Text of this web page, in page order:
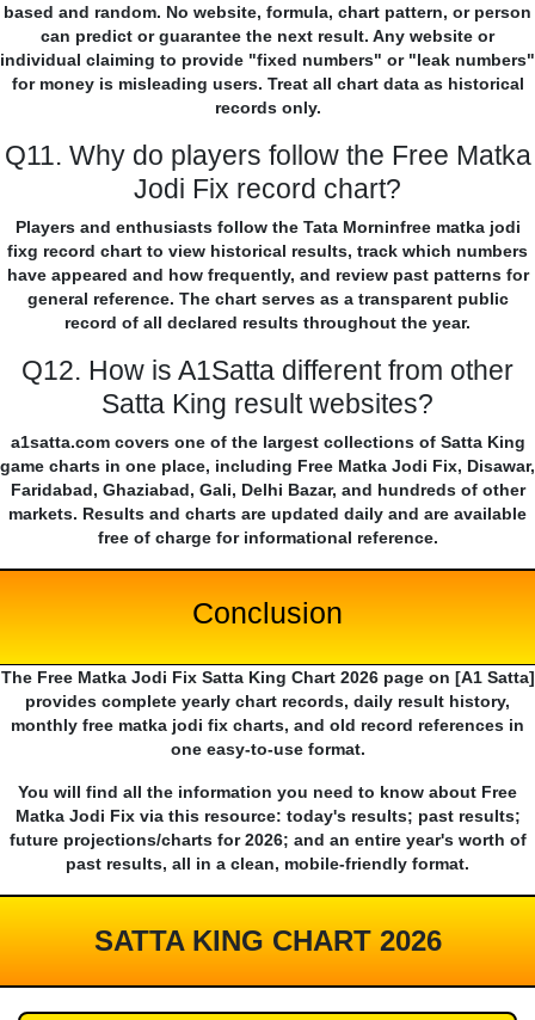
based and random. No website, formula, chart pattern, or person
can predict or guarantee the next result. Any website or
individual claiming to provide "fixed numbers" or "leak numbers"
for money is misleading users. Treat all chart data as historical
records only.
Q11. Why do players follow the Free Matka
Jodi Fix record chart?
Players and enthusiasts follow the Tata Morninfree matka jodi
fixg record chart to view historical results, track which numbers
have appeared and how frequently, and review past patterns for
general reference. The chart serves as a transparent public
record of all declared results throughout the year.
Q12. How is A1Satta different from other
Satta King result websites?
a1satta.com covers one of the largest collections of Satta King
game charts in one place, including Free Matka Jodi Fix, Disawar,
Faridabad, Ghaziabad, Gali, Delhi Bazar, and hundreds of other
markets. Results and charts are updated daily and are available
free of charge for informational reference.
Conclusion
The Free Matka Jodi Fix Satta King Chart 2026 page on [A1 Satta]
provides complete yearly chart records, daily result history,
monthly free matka jodi fix charts, and old record references in
one easy-to-use format.
You will find all the information you need to know about Free
Matka Jodi Fix via this resource: today's results; past results;
future projections/charts for 2026; and an entire year's worth of
past results, all in a clean, mobile-friendly format.
SATTA KING CHART 2026